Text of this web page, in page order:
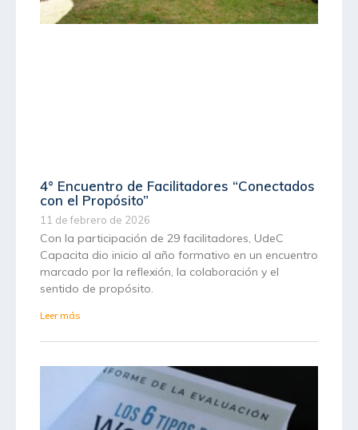
4° Encuentro de Facilitadores “Conectados
con el Propósito”
11 de febrero de 2026
Con la participación de 29 facilitadores, UdeC
Capacita dio inicio al año formativo en un encuentro
marcado por la reflexión, la colaboración y el
sentido de propósito.
Leer más